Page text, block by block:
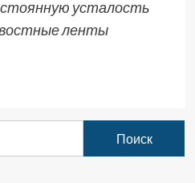
усталость
ленты